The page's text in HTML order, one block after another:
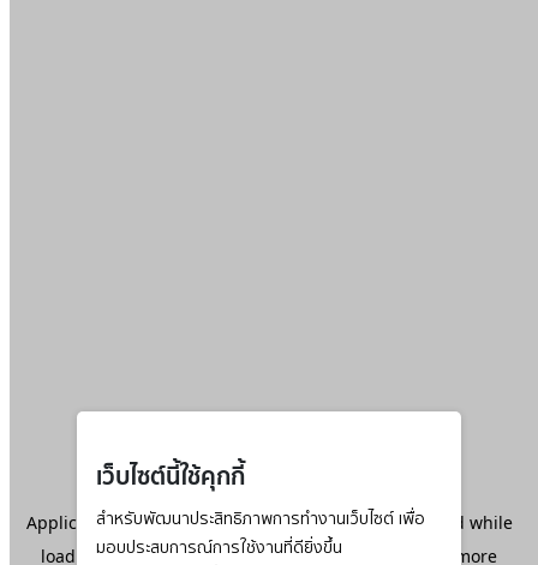
เว็บไซต์นี้ใช้คุกกี้
สำหรับพัฒนาประสิทธิภาพการทำงานเว็บไซต์ เพื่อ
มอบประสบการณ์การใช้งานที่ดียิ่งขึ้น
Application error: aclient-side exception has occurred while
loadingwww.ktc.co.th(see the browser console
for more